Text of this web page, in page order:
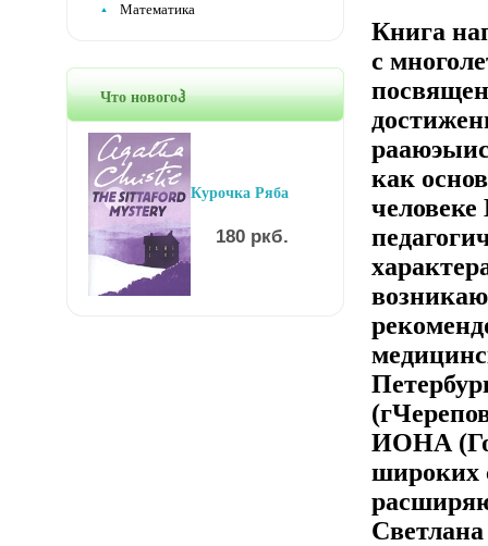
Математика
Что новогоჰ
Курочка Ряба
180 ркб.
Книга
с
как
ИОНА
широких